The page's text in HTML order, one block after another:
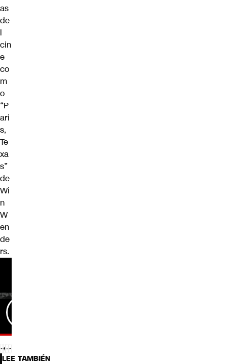
as
de
l
cin
e
co
m
o
“P
ari
s,
Te
xa
s”
de
Wi
n
W
en
de
rs.
LEE TAMBIÉN